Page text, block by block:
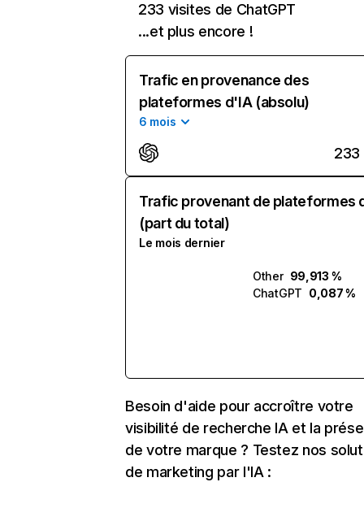
233 visites de ChatGPT
...et plus encore !
Trafic en provenance des
plateformes d'IA (absolu)
6 mois
233
Trafic provenant de plateformes
(part du total)
Le mois dernier
Other 99,913 %
ChatGPT 0,087 %
Besoin d'aide pour accroître votre
visibilité de recherche IA et la
de votre marque ? Testez nos
de marketing par l'IA :